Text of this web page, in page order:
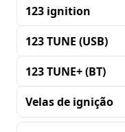
123 ignition
123 TUNE (USB)
123 TUNE+ (BT)
Velas de ignição